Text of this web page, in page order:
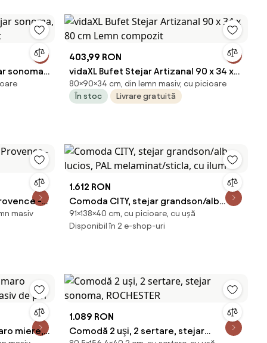
sonoma,
403,99 RON
vidaXL Bufet Stejar Artizanal 90 x 34 x
80 cm Lemn compozit
80×90×34 cm, din lemn masiv, cu picioare
În stoc
Livrare gratuită
-
masiv
1.612 RON
Comoda CITY, stejar grandson/alb
lucios, PAL melaminat/sticla, cu ilum
91×138×40 cm, cu picioare, cu ușă
Disponibil în 2 e-shop-uri
miere,
1.089 RON
Comodă 2 uşi, 2 sertare, stejar